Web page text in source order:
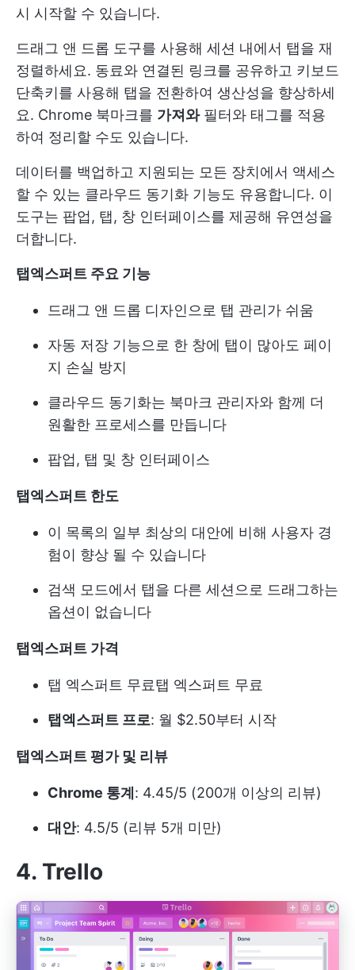
시 시작할 수 있습니다.
드래그 앤 드롭 도구를 사용해 세션 내에서 탭을 재
정렬하세요. 동료와 연결된 링크를 공유하고 키보드
단축키를 사용해 탭을 전환하여 생산성을 향상하세
요. Chrome 북마크를 가져와필터와 태그를 적용
하여 정리할 수도 있습니다.
데이터를 백업하고 지원되는 모든 장치에서 액세스
할 수 있는 클라우드 동기화 기능도 유용합니다. 이
도구는 팝업, 탭, 창 인터페이스를 제공해 유연성을
더합니다.
탭엑스퍼트 주요 기능
드래그 앤 드롭 디자인으로 탭 관리가 쉬움
자동 저장 기능으로 한 창에 탭이 많아도 페이
지 손실 방지
클라우드 동기화는 북마크 관리자와 함께 더
원활한 프로세스를 만듭니다
팝업, 탭 및 창 인터페이스
탭엑스퍼트 한도
이 목록의 일부 최상의 대안에 비해 사용자 경
험이 향상 될 수 있습니다
검색 모드에서 탭을 다른 세션으로 드래그하는
옵션이 없습니다
탭엑스퍼트 가격
탭 엑스퍼트 무료탭 엑스퍼트 무료
탭엑스퍼트 프로: 월 $2.50부터 시작
탭엑스퍼트 평가 및 리뷰
Chrome 통계: 4.45/5 (200개 이상의 리뷰)
대안: 4.5/5 (리뷰 5개 미만)
4. Trello